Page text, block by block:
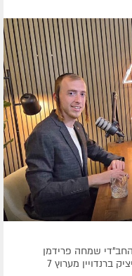
שמחה פרידמן
מערוץ 7